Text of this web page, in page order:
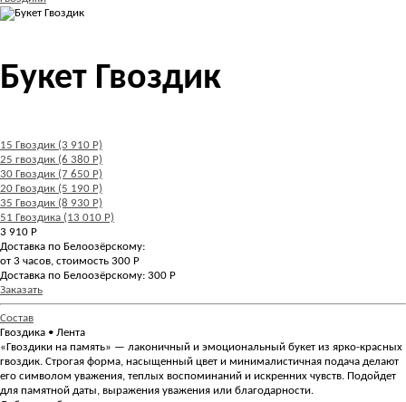
Букет Гвоздик
15 Гвоздик (3 910 Р)
25 гвоздик (6 380 Р)
30 Гвоздик (7 650 Р)
20 Гвоздик (5 190 Р)
35 Гвоздик (8 930 Р)
51 Гвоздика (13 010 Р)
3 910 Р
Доставка по Белоозёрскому:
от 3 часов, стоимость 300 Р
Доставка по Белоозёрскому: 300 Р
Заказать
Состав
Гвоздика • Лента
«Гвоздики на память» — лаконичный и эмоциональный букет из ярко-красных
гвоздик. Строгая форма, насыщенный цвет и минималистичная подача делают
его символом уважения, теплых воспоминаний и искренних чувств. Подойдет
для памятной даты, выражения уважения или благодарности.